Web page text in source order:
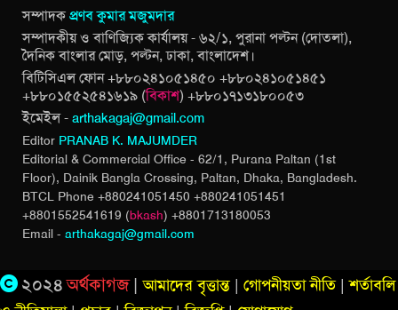
সম্পাদকপ্রণব কুমার মজুমদার
সম্পাদকীয় ও বাণিজ্যিক কার্যালয় - ৬২/১, পুরানা পল্টন (দোতলা),
দৈনিক বাংলার মোড়, পল্টন, ঢাকা, বাংলাদেশ।
বিটিসিএল ফোন +৮৮০২৪১০৫১৪৫০ +৮৮০২৪১০৫১৪৫১
+৮৮০১৫৫২৫৪১৬১৯ (বিকাশ) +৮৮০১৭১৩১৮০০৫৩
ইমেইল - arthakagaj@gmail.com
Editor PRANAB K. MAJUMDER
Editorial & Commercial Office - 62/1, Purana Paltan (1st
Floor), Dainik Bangla Crossing, Paltan, Dhaka, Bangladesh.
BTCL Phone +880241051450 +880241051451
+8801552541619 (bkash) +8801713180053
Email - arthakagaj@gmail.com
২০২৪অর্থকাগজ|আমাদের বৃত্তান্ত| গোপনীয়তা নীতি|শর্তাবলি